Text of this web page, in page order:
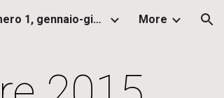
Anno II, Numero 1, gennaio-giugno 2013 More